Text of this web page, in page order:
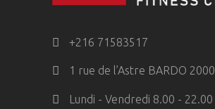
+216 71583517
1 rue de l’Astre BARDO 2000
Lundi - Vendredi 8.00 - 22.00